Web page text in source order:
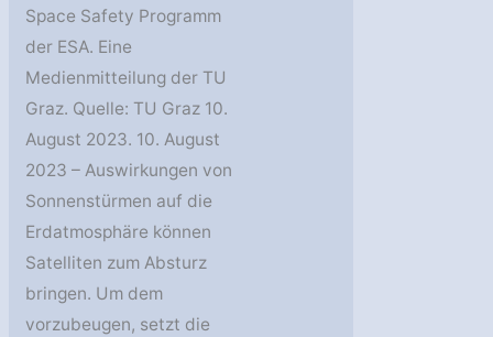
Space Safety Programm
der ESA. Eine
Medienmitteilung der TU
Graz. Quelle: TU Graz 10.
August 2023. 10. August
2023 – Auswirkungen von
Sonnenstürmen auf die
Erdatmosphäre können
Satelliten zum Absturz
bringen. Um dem
vorzubeugen, setzt die